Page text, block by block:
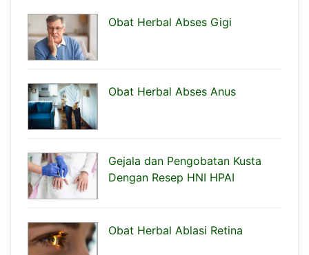
Obat Herbal Abses Gigi
Obat Herbal Abses Anus
Gejala dan Pengobatan Kusta
Dengan Resep HNI HPAI
Obat Herbal Ablasi Retina